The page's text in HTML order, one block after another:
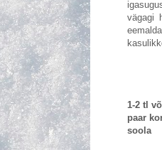
vägagi
1-2 tl
paar
soola